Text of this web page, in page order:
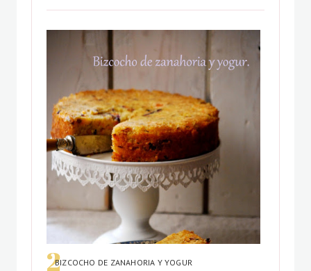
BIZCOCHO DE ZANAHORIA Y YOGUR